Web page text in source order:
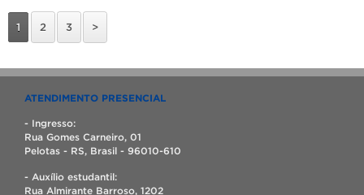
1 2 3 >
ATENDIMENTO PRESENCIAL
- Ingresso:
Rua Gomes Carneiro, 01
Pelotas - RS, Brasil - 96010-610
- Auxílio estudantil:
Rua Almirante Barroso, 1202